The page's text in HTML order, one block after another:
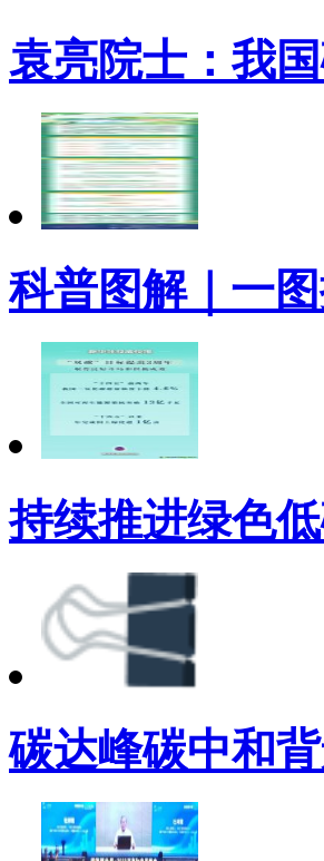
袁亮院士：我
科普图解｜一
持续推进绿色
碳达峰碳中和